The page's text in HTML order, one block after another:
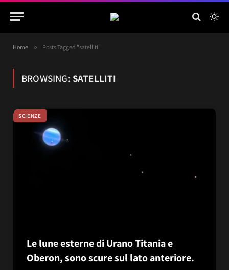
Home » Posts Tagged "satelliti"
BROWSING: SATELLITI
SCIENZE
Le lune esterne di Urano Titania e
Oberon, sono scure sul lato anteriore.